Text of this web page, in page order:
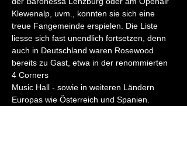
Klewenalp, uvm., konnten sie sich eine
treue Fangemeinde erspielen. Die Liste
liesse sich fast unendlich fortsetzen, denn
auch in Deutschland waren Rosewood
bereits zu Gast, etwa in der renommierten
4 Corners
Music Hall - sowie in weiteren Ländern
Europas wie Österreich und Spanien.